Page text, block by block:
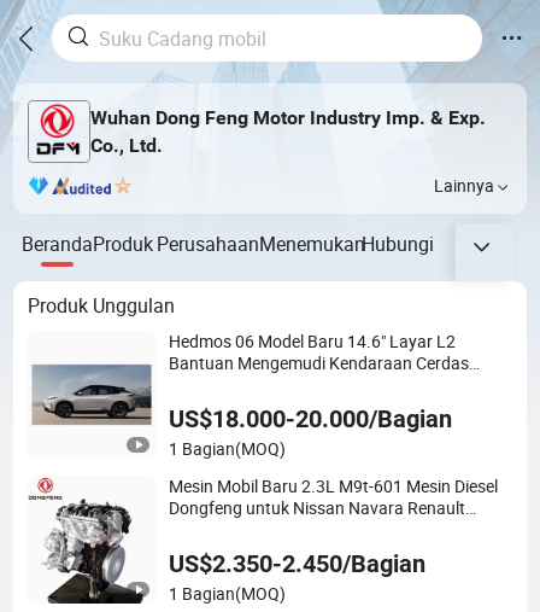
Wuhan Dong Feng Motor Industry Imp. & Exp.
Co., Ltd.
Lainnya
BerandaProdukPerusahaanMenemukanHubungi
Produk Unggulan
Hedmos 06 Model Baru 14.6" Layar L2
Bantuan Mengemudi Kendaraan Cerdas
US$18.000-20.000/Bagian
1 Bagian(MOQ)
Mesin Mobil Baru 2.3L M9t-601 Mesin Diesel
Dongfeng untuk Nissan Navara Renault
US$2.350-2.450/Bagian
1 Bagian(MOQ)